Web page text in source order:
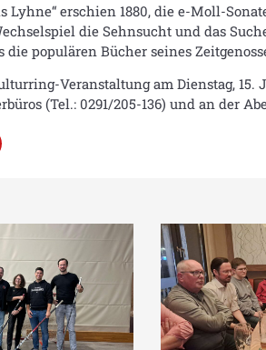
Lyhne“ erschien 1880, die e-Moll-
die Sehnsucht und das
die populären Bücher seines
Veranstaltung am Dienstag,
(Tel.: 0291/205-136) und an der